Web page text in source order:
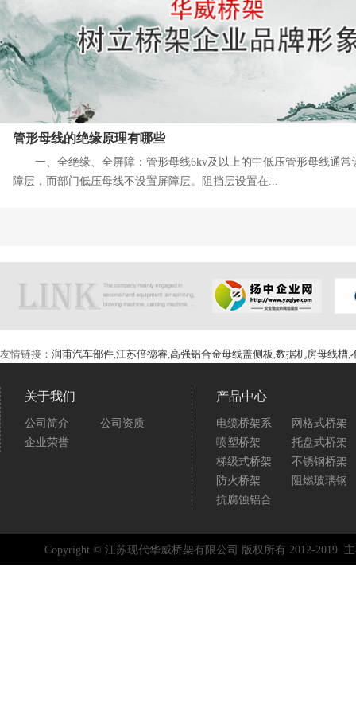
管形母线的绝缘原理有哪些
一、全绝缘、全屏障：管形母线6kv及以上的中低压管形母线通常
障层，而部门低压母线不设置屏障层。阻挡层设置在...
管形母线的绝缘原理有哪些
一直以来，国内的工业环境中习惯使用封闭桥架(也叫槽盒)，来进行
或控制缆的走线，而在欧美等国家，一种革命性的新...
友情链接： 润甫汽车部件,江苏倍德睿,高强铝合金母线盖侧板,数据机房母线槽,
关于我们
公司简介
公司资质
企业荣誉
产品中心
电缆桥架系
网格式桥架
喷塑桥架
托盘式桥架
梯级式桥架
不锈钢桥架
防火桥架
阻燃玻璃钢
抗腐蚀铝合
Copyright © 江苏现代华威桥架有限公司 版权所有 2012-2019